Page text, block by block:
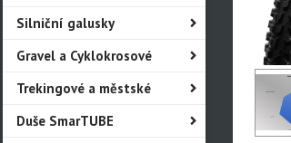
Silniční galusky
Gravel a Cyklokrosové
Trekingové a městské
Duše SmarTUBE